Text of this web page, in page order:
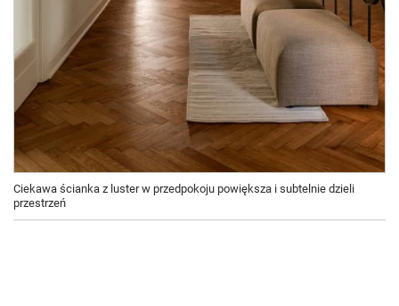
Ciekawa ścianka z luster w przedpokoju powiększa i subtelnie dzieli
przestrzeń